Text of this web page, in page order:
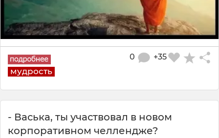
мудрость
+35
0
- Васька, ты участвовал в новом
корпоративном челлендже?